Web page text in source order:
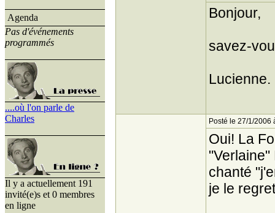
Agenda
Pas d'événements
programmés
....où l'on parle de
Charles
Il y a actuellement 191
invité(e)s et 0 membres
en ligne
Bonjour,
savez-
Lucienne.
Posté le 27/1/2006
Oui! La
chanté
je le